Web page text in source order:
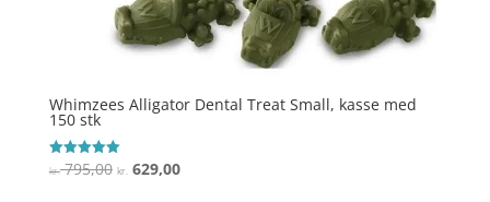
Whimzees Alligator Dental Treat Small, kasse med
150 stk
Vurderet
5
kr.795,00 Den
kr.629,00Den